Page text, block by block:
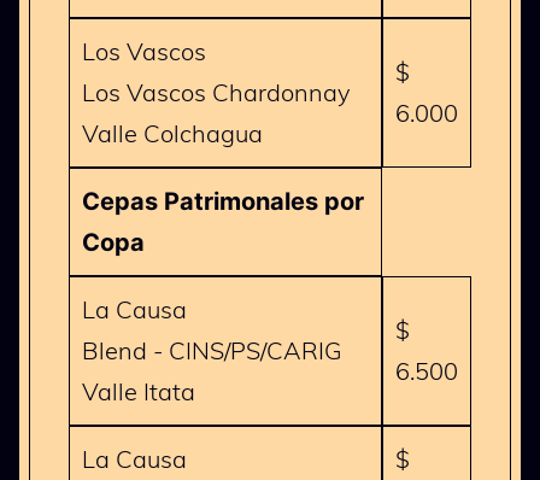
Los Vascos
Los Vascos Chardonnay
Valle Colchagua
$
6.000
Cepas Patrimonales por
Copa
La Causa
Blend - CINS/PS/CARIG
Valle Itata
$
6.500
La Causa
$